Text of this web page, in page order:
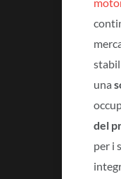
una
del
per i